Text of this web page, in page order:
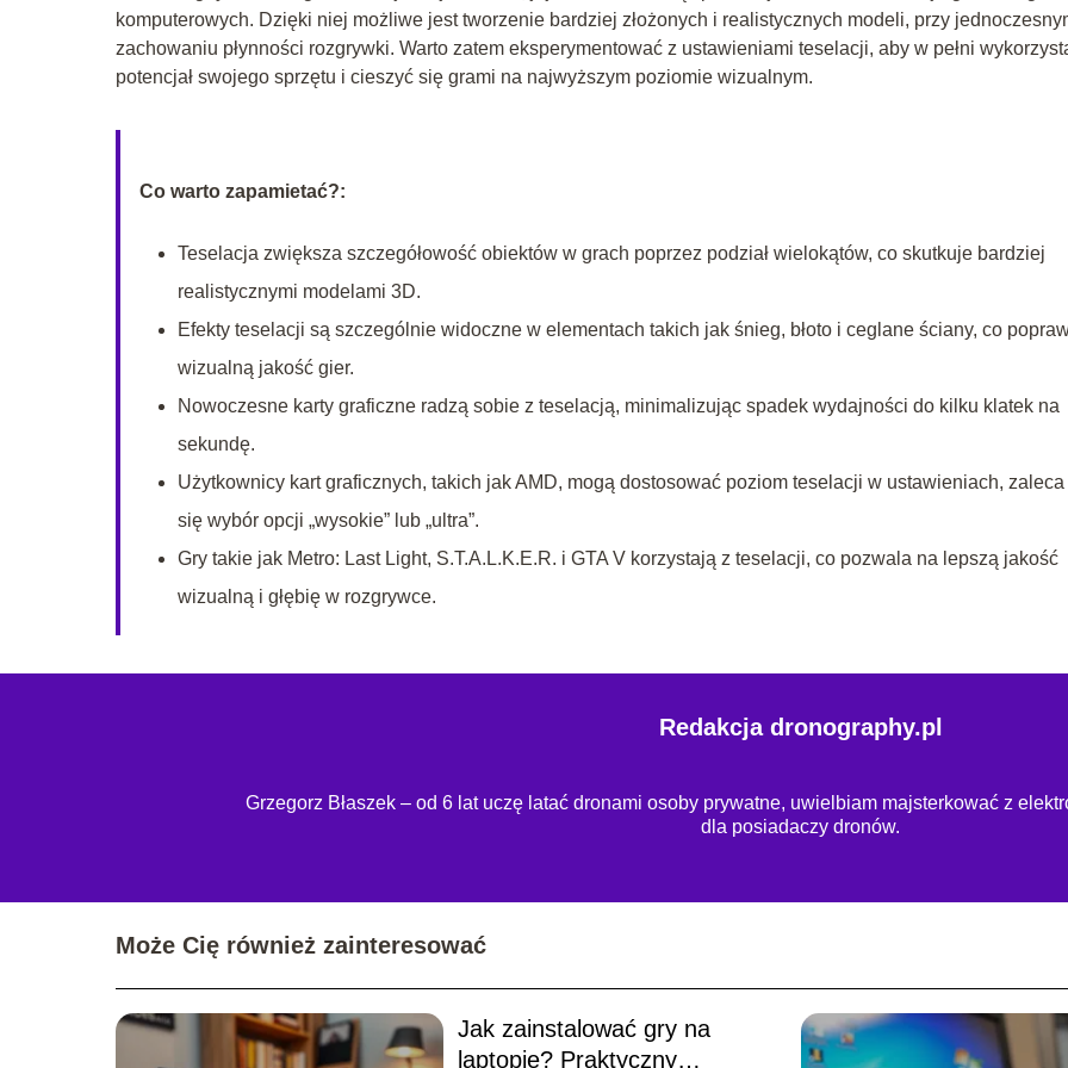
komputerowych. Dzięki niej możliwe jest tworzenie bardziej złożonych i realistycznych modeli, przy
zachowaniu płynności rozgrywki. Warto zatem eksperymentować z ustawieniami teselacji, aby w pełni
potencjał swojego sprzętu i cieszyć się grami na najwyższym poziomie wizualnym.
Co warto zapamietać?:
Teselacja zwiększa szczegółowość obiektów w grach poprzez podział wielokątów, co skutkuje bardziej
realistycznymi modelami 3D.
Efekty teselacji są szczególnie widoczne w elementach takich jak śnieg, błoto i ceglane ściany, co
wizualną jakość gier.
Nowoczesne karty graficzne radzą sobie z teselacją, minimalizując spadek wydajności do kilku klatek na
sekundę.
Użytkownicy kart graficznych, takich jak AMD, mogą dostosować poziom teselacji w ustawieniach, zaleca
się wybór opcji „wysokie” lub „ultra”.
Gry takie jak Metro: Last Light, S.T.A.L.K.E.R. i GTA V korzystają z teselacji, co pozwala na lepszą jakość
wizualną i głębię w rozgrywce.
Redakcja dronography.pl
Grzegorz Błaszek – od 6 lat uczę latać dronami osoby prywatne, uwielbiam majsterkować z
dla posiadaczy dronów.
Może Cię również zainteresować
Jak zainstalować gry na
laptopie? Praktyczny